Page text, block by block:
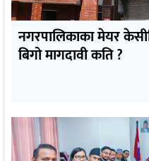
नगरपालिकाका मेयर
बिगो मागदावी कति ?